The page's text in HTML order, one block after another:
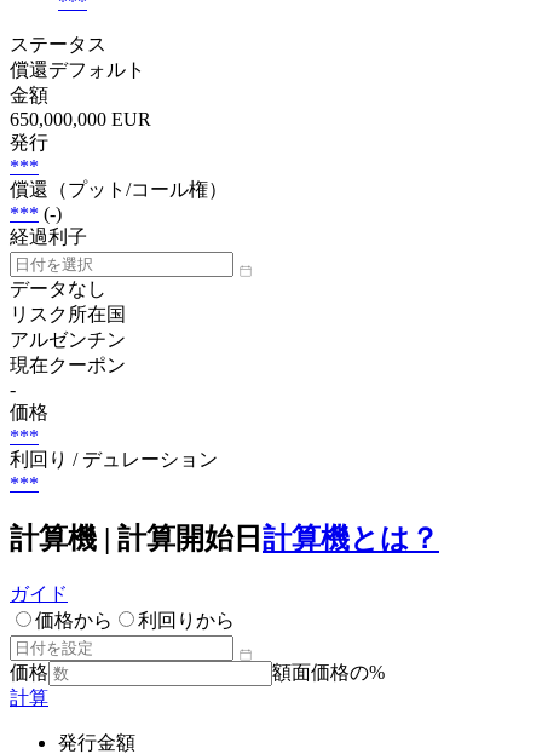
ステータス
償還デフォルト
金額
650,000,000 EUR
発行
***
償還（プット/コール権）
*** (-)
経過利子
データなし
リスク所在国
アルゼンチン
現在クーポン
-
価格
***
利回り / デュレーション
***
計算機 | 計算開始日 計算機とは？
ガイド
価格から
利回りから
価格
額面価格の%
計算
発行金額